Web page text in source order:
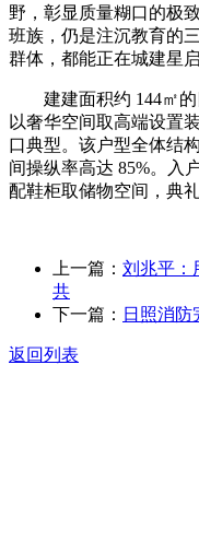
野，彰显质量糊口的极
班族，仍是注沉教育的
群体，都能正在城建星
建建面积约 144㎡的
以奢华空间取高端设置
口典型。该户型全体结
间操纵率高达 85%。入
配鞋柜取储物空间，典
上一篇： 刘兆平：
共
下一篇： 日照消防
返回列表